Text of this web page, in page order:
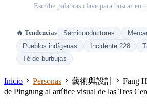
Escribe palabras clave para buscar en
🔥 Tendencias Semiconductores
Pueblos indígenas
Incidente 228
Té de burbujas
Inicio Personas 藝術與設計
Fang
de Pingtung al artífice visual de las Tres